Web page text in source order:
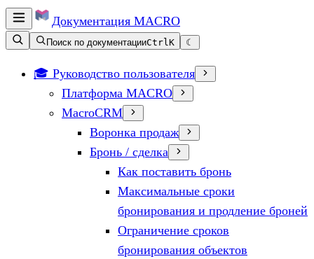
Документация MACRO
Поиск по документацииCtrlK ☾
🎓 Руководство пользователя
Платформа MACRO
MacroCRM
Воронка продаж
Бронь / сделка
Как поставить бронь
Максимальные сроки
бронирования и продление броней
Ограничение сроков
бронирования объектов